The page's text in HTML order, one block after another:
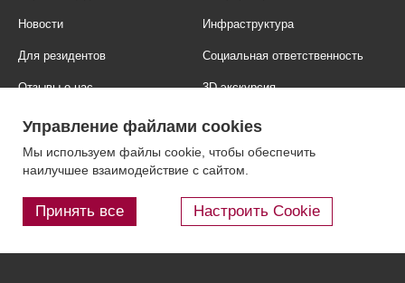
Новости Инфраструктура
Для резидентов Социальная ответственность
Отзывы о нас 3D-экскурсия
Фотогалерея Правовая информация
Контакты Блог
Управление файлами cookies
Мы используем файлы cookie, чтобы обеспечить
наилучшее взаимодействие с сайтом.
Принять все Настроить Cookie